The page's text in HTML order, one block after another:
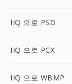
IIQ 으로 PSD
IIQ 으로 PCX
IIQ 으로 WBMP